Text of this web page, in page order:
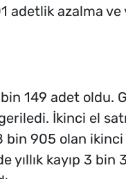
adetlik azalma ve
149 adet oldu.
İkinci el
905 olan ikinci
kayıp 3 bin